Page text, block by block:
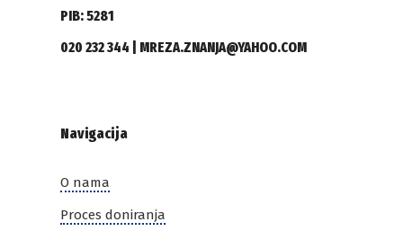
PIB: 5281
020 232 344 | MREZA.ZNANJA@YAHOO.COM
Navigacija
O nama
Proces doniranja